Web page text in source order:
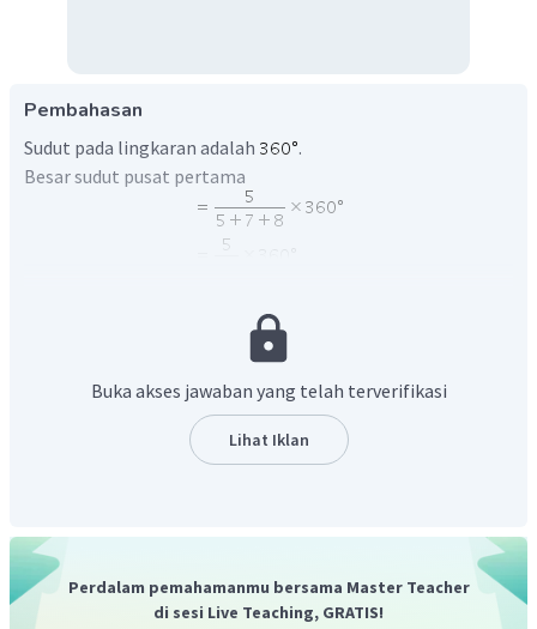
Pembahasan
Sudut pada lingkaran adalah
.
Besar sudut pusat pertama
Diasumsikan sudut AOB pada gambar di soal merupakan
Buka akses jawaban yang telah terverifikasi
Lihat Iklan
Perdalam pemahamanmu bersama Master Teacher
di sesi Live Teaching, GRATIS!